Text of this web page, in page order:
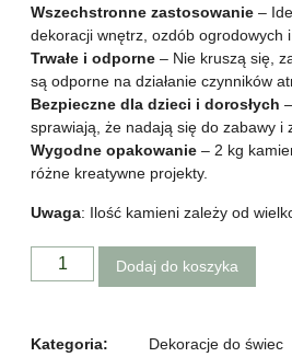
Wszechstronne zastosowanie –
dekoracji wnętrz, ozdób ogrodowych
Trwałe i odporne – Nie kruszą się,
są odporne na działanie czynników
Bezpieczne dla dzieci i dorosłych
sprawiają, że nadają się do zabawy i
Wygodne opakowanie – 2 kg
różne kreatywne projekty.
Uwaga: Ilość kamieni zależy od
Dodaj do koszyka
Kategoria: Dekoracje do świec